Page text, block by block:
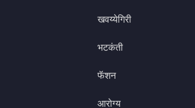
खवय्येगिरी
भटकंती
फॅशन
आरोग्य